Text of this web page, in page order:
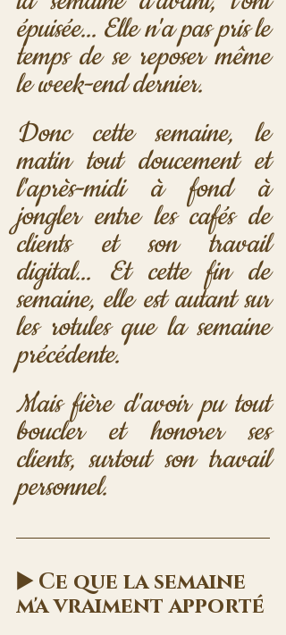
épuisée... Elle n'a pas pris le
temps de se reposer même
le week-end dernier.
Donc cette semaine, le
matin tout doucement et
l'après-midi à fond à
jongler entre les cafés de
clients et son travail
digital... Et cette fin de
semaine, elle est autant sur
les rotules que la semaine
précédente.
Mais fière d'avoir pu tout
boucler et honorer ses
clients, surtout son travail
personnel.
▶️ Ce que la semaine
m'a vraiment apporté